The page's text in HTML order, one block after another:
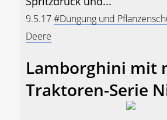
9.5.17#Düngung und
Deere
Lamborghini mit
Traktoren-Serie